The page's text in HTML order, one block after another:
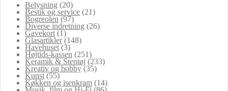
Belysning (20)
Bestik og service (21)
Bogreolen (97)
Diverse indretning (26)
Gavekort (1)
Glasartikler (148)
Havehuset (3)
Højtids-kassen (251)
Keramik & Stentøj (233)
Kreativ og hobby (35)
Kunst (55)
Køkken og isenkram (14)